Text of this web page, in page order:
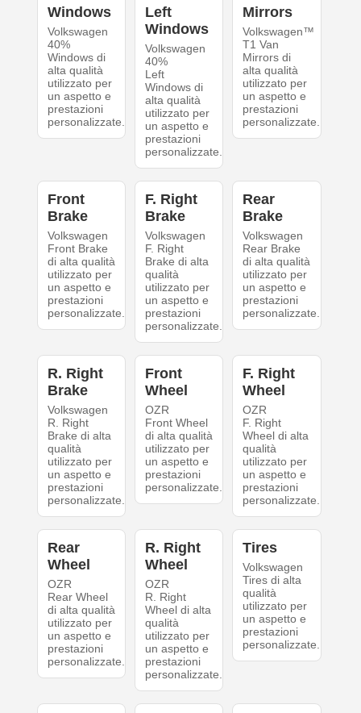
Windows
Volkswagen
40%
Windows di
alta qualità
utilizzato per
un aspetto e
prestazioni
personalizzate.
Left
Windows
Volkswagen
40%
Left
Windows di
alta qualità
utilizzato per
un aspetto e
prestazioni
personalizzate.
Mirrors
Volkswagen™
T1 Van
Mirrors di
alta qualità
utilizzato per
un aspetto e
prestazioni
personalizzate.
Front
Brake
Volkswagen
Front Brake
di alta qualità
utilizzato per
un aspetto e
prestazioni
personalizzate.
F. Right
Brake
Volkswagen
F. Right
Brake di alta
qualità
utilizzato per
un aspetto e
prestazioni
personalizzate.
Rear
Brake
Volkswagen
Rear Brake
di alta qualità
utilizzato per
un aspetto e
prestazioni
personalizzate.
R. Right
Brake
Volkswagen
R. Right
Brake di alta
qualità
utilizzato per
un aspetto e
prestazioni
personalizzate.
Front
Wheel
OZR
Front Wheel
di alta qualità
utilizzato per
un aspetto e
prestazioni
personalizzate.
F. Right
Wheel
OZR
F. Right
Wheel di alta
qualità
utilizzato per
un aspetto e
prestazioni
personalizzate.
Rear
Wheel
OZR
Rear Wheel
di alta qualità
utilizzato per
un aspetto e
prestazioni
personalizzate.
R. Right
Wheel
OZR
R. Right
Wheel di alta
qualità
utilizzato per
un aspetto e
prestazioni
personalizzate.
Tires
Volkswagen
Tires di alta
qualità
utilizzato per
un aspetto e
prestazioni
personalizzate.